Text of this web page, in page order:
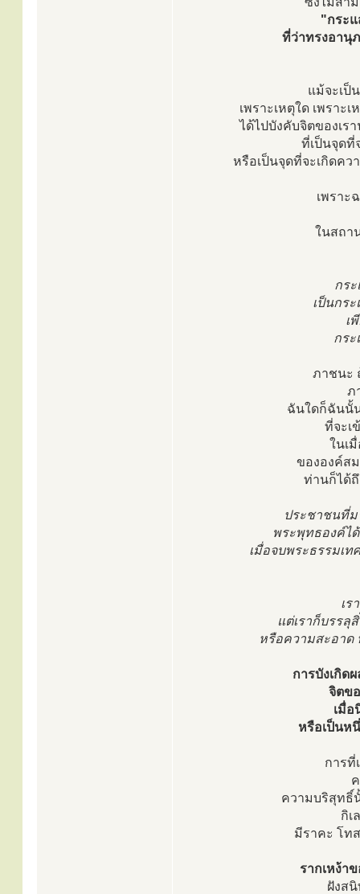
"กระ
ที่ว่าทรงอานุ
แม้จะเป็
เพราะเหตุใด เพรา
ได้ไปบังคับจิตของเร
ที่เป็นจุดที่
หรือเป็นจุดที่จะเกิดคว
เพราะ
ในสถา
กร
เป็นกร
เ
กระ
ภาชนะ
ภ
ฉันใดก็ฉันนั้
ที่จะเ
ในเ
ขององค์ส
ท่านก็ได้
ประชาชนที่ม
พระพุทธองค์ไ
เมื่อจบพระธรรมเ
เร
แต่เราก็บรรลุ
หรือความสะอาด
การบังเกิด
จิตข
เมื่อ
หรือเป็นห
การที่
ความบริสุทธิ์
กิเ
มีราคะ โท
รากเหง้า
ฝังส